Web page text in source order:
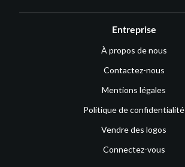
Entreprise
À propos de nous
Contactez-nous
Mentions légales
Politique de confidentialité
Vendre des logos
Connectez-vous